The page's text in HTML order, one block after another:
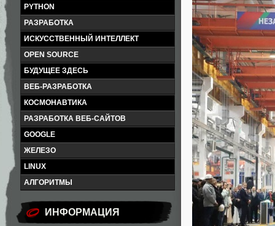
PYTHON
РАЗРАБОТКА
ИСКУССТВЕННЫЙ ИНТЕЛЛЕКТ
OPEN SOURCE
БУДУЩЕЕ ЗДЕСЬ
ВЕБ-РАЗРАБОТКА
КОСМОНАВТИКА
РАЗРАБОТКА ВЕБ-САЙТОВ
GOOGLE
ЖЕЛЕЗО
LINUX
АЛГОРИТМЫ
ИНФОРМАЦИЯ